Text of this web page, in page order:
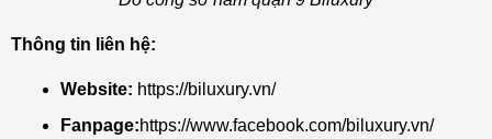
Thông tin liên hệ:
Website: https://biluxury.vn/
Fanpage:https://www.facebook.com/biluxury.vn/